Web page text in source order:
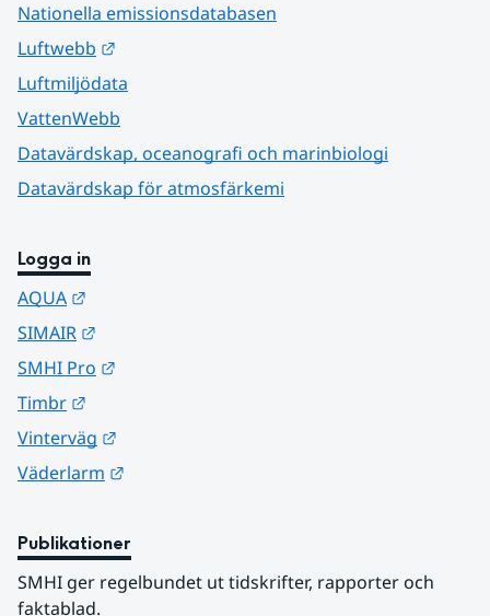
Nationella emissionsdatabasen
Luftwebb
Luftmiljödata
VattenWebb
Datavärdskap, oceanografi och marinbiologi
Datavärdskap för atmosfärkemi
Logga in
AQUA
SIMAIR
SMHI Pro
Timbr
Vinterväg
Väderlarm
Publikationer
SMHI ger regelbundet ut tidskrifter, rapporter och
faktablad.